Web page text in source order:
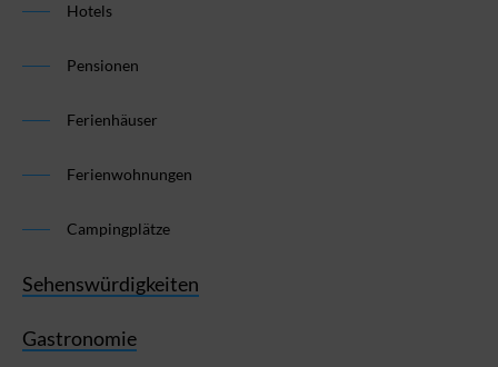
Hotels
Pensionen
Ferienhäuser
Ferienwohnungen
Campingplätze
Sehenswürdigkeiten
Gastronomie